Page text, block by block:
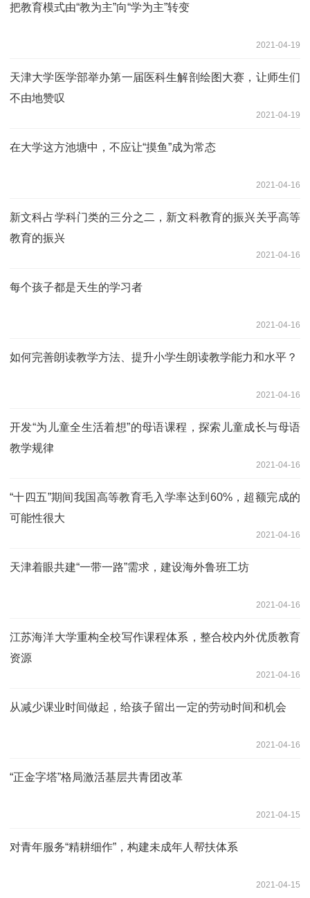
把教育模式由“教为主”向“学为主”转变
2021-04-19
天津大学医学部举办第一届医科生解剖绘图大赛，让师生们
不由地赞叹
2021-04-19
在大学这方池塘中，不应让“摸鱼”成为常态
2021-04-16
新文科占学科门类的三分之二，新文科教育的振兴关乎高等
教育的振兴
2021-04-16
每个孩子都是天生的学习者
2021-04-16
如何完善朗读教学方法、提升小学生朗读教学能力和水平？
2021-04-16
开发“为儿童全生活着想”的母语课程，探索儿童成长与母语
教学规律
2021-04-16
“十四五”期间我国高等教育毛入学率达到60%，超额完成的
可能性很大
2021-04-16
天津着眼共建“一带一路”需求，建设海外鲁班工坊
2021-04-16
江苏海洋大学重构全校写作课程体系，整合校内外优质教育
资源
2021-04-16
从减少课业时间做起，给孩子留出一定的劳动时间和机会
2021-04-16
“正金字塔”格局激活基层共青团改革
2021-04-15
对青年服务“精耕细作”，构建未成年人帮扶体系
2021-04-15